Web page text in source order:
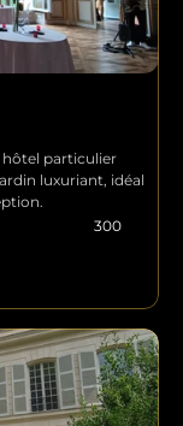
hôtel particulier
luxuriant, idéal
300